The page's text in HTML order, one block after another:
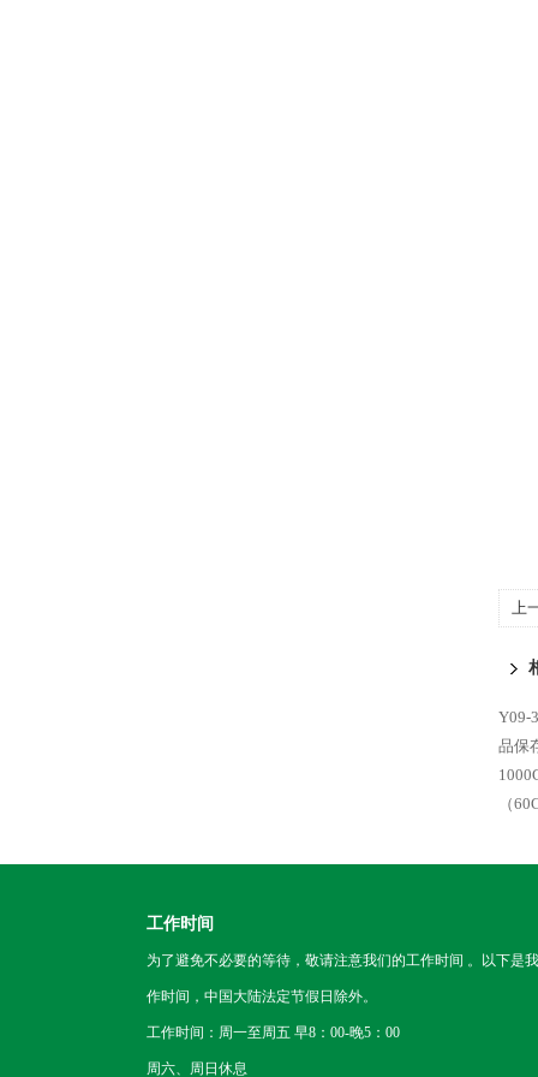
上
Y09-
品保
（
工作时间
为了避免不必要的等待，敬请注意我们的工作时间 。以下是
作时间，中国大陆法定节假日除外。
工作时间：周一至周五 早8：00-晚5：00
周六、周日休息